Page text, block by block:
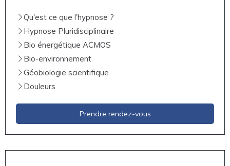
Qu'est ce que l'hypnose ?
Hypnose Pluridisciplinaire
Bio énergétique ACMOS
Bio-environnement
Géobiologie scientifique
Douleurs
Prendre rendez-vous